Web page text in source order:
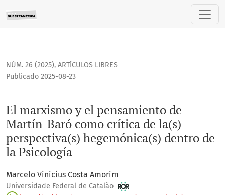
El marxismo y el pensamiento de Martín-Baró como
NÚM. 26 (2025), ARTÍCULOS LIBRES
El marxismo y el pensamiento de
Martín-Baró como crítica de la(s)
perspectiva(s) hegemónica(s) dentro de
la Psicología
Publicado 2025-08-23
Marcelo Vinicius Costa Amorim
Universidade Federal de Catalão